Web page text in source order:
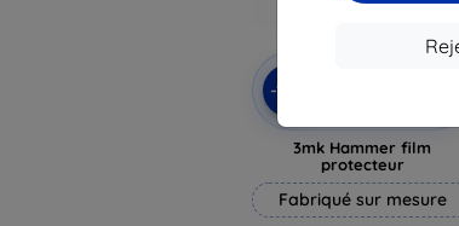
-10%
3mk Hammer film
protecteur
Fabriqué sur mesure